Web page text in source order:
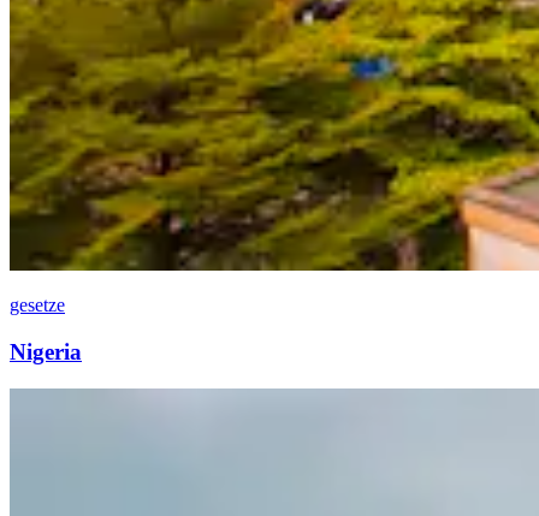
gesetze
Nigeria